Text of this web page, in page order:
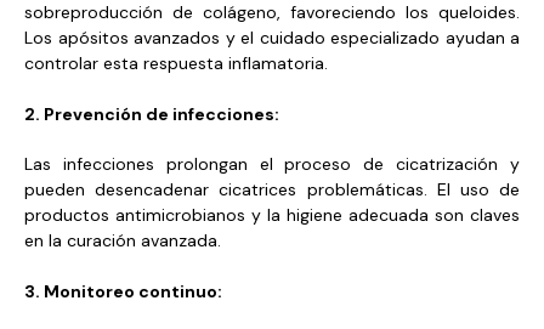
sobreproducción de colágeno, favoreciendo los queloides.
Los apósitos avanzados y el cuidado especializado ayudan a
controlar esta respuesta inflamatoria.
2. Prevención de infecciones:
Las infecciones prolongan el proceso de cicatrización y
pueden desencadenar cicatrices problemáticas. El uso de
productos antimicrobianos y la higiene adecuada son claves
en la curación avanzada.
3. Monitoreo continuo: